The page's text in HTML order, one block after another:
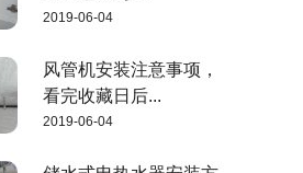
2019-06-04
风管机安装注意事项，
看完收藏日后...
2019-06-04